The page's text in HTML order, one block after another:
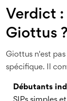
Verdict
Giottus ?
Giottus n'est
spécifique. Il
Débutants